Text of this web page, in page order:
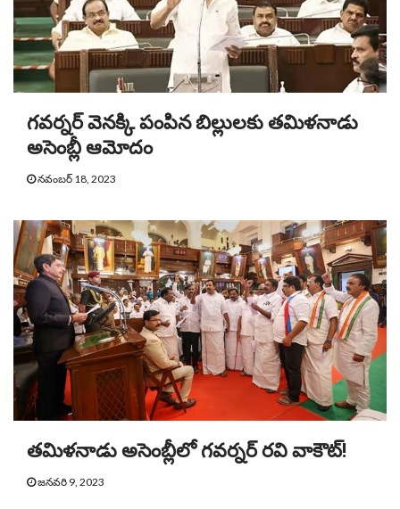
గవర్నర్ వెనక్కి పంపిన బిల్లులకు తమిళనాడు
అసెంబ్లీ ఆమోదం
నవంబర్ 18, 2023
తమిళనాడు అసెంబ్లీలో గవర్నర్ రవి వాకౌట్!
జనవరి 9, 2023